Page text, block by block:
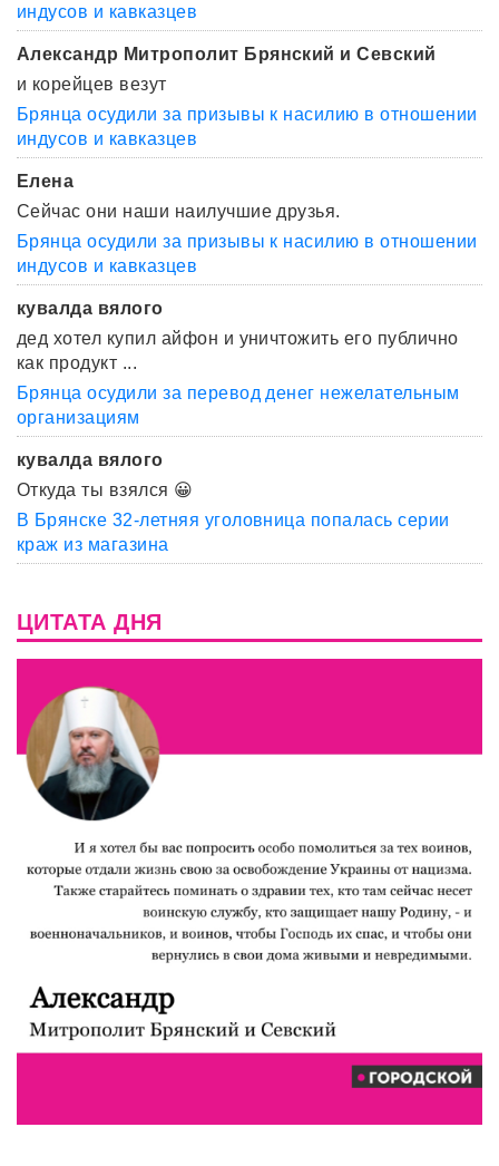
индусов и кавказцев
Александр Митрополит Брянский и Севский
и корейцев везут
Брянца осудили за призывы к насилию в отношении
индусов и кавказцев
Елена
Сейчас они наши наилучшие друзья.
Брянца осудили за призывы к насилию в отношении
индусов и кавказцев
кувалда вялого
дед хотел купил айфон и уничтожить его публично
как продукт ...
Брянца осудили за перевод денег нежелательным
организациям
кувалда вялого
Откуда ты взялся 😀
В Брянске 32-летняя уголовница попалась серии
краж из магазина
ЦИТАТА ДНЯ